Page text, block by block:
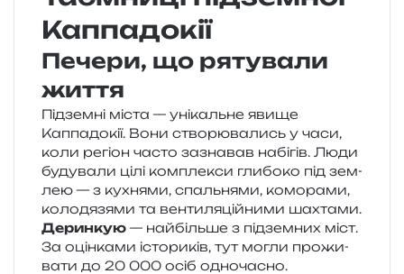
Каппадокії
Печери, що рятували
життя
Підземні міста — уні­каль­не явище
Каппадокії. Вони ство­рю­ва­лись у часи,
коли регіон часто зазна­вав набі­гів. Люди
буду­ва­ли цілі ком­пле­кси гли­бо­ко під зем­
лею — з кухня­ми, спаль­ня­ми, комо­ра­ми,
коло­дя­зя­ми та вен­ти­ля­цій­ни­ми шахтами.
Деринкую— най­біль­ше з під­зем­них міст.
За оцін­ка­ми істо­ри­ків, тут могли про­жи­
ва­ти до 20 000 осіб одночасно.